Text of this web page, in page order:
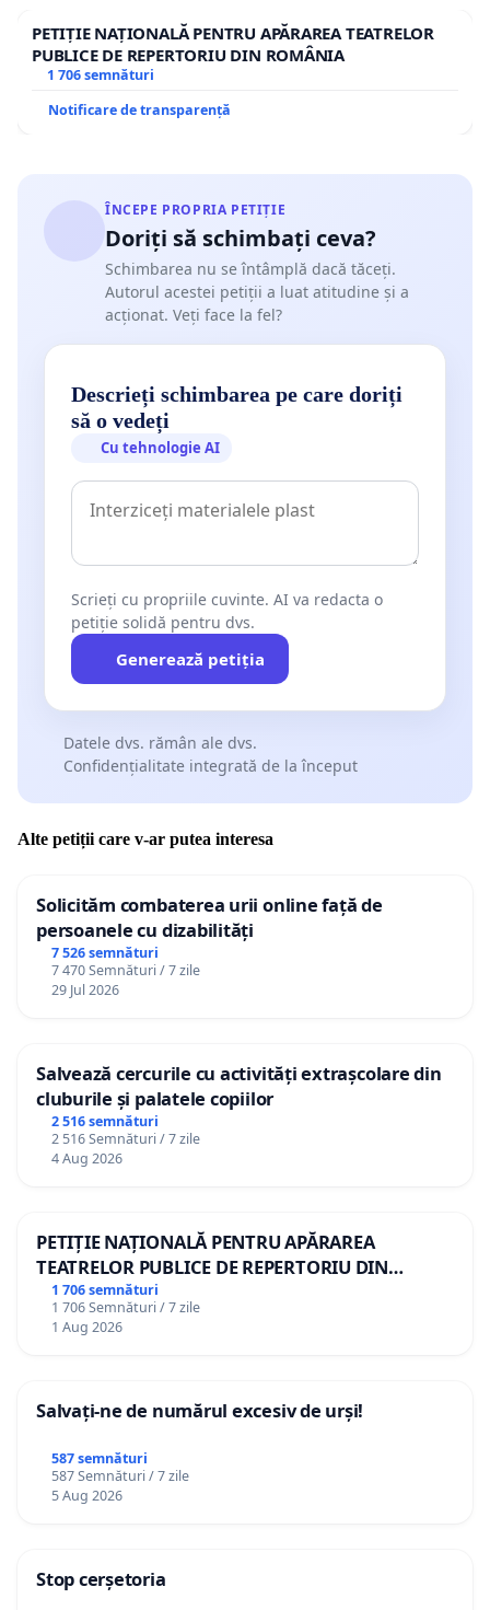
PETIȚIE NAȚIONALĂ PENTRU APĂRAREA TEATRELOR
PUBLICE DE REPERTORIU DIN ROMÂNIA
1 706 semnături
Notificare de transparență
ÎNCEPE PROPRIA PETIȚIE
Doriți să schimbați ceva?
Schimbarea nu se întâmplă dacă tăceți.
Autorul acestei petiții a luat atitudine și a
acționat. Veți face la fel?
Descrieți schimbarea pe care doriți
să o vedeți
Cu tehnologie AI
Scrieți cu propriile cuvinte. AI va redacta o
petiție solidă pentru dvs.
Generează petiția
Datele dvs. rămân ale dvs.
Confidențialitate integrată de la început
Alte petiții care v-ar putea interesa
Solicităm combaterea urii online față de
persoanele cu dizabilități
7 526 semnături
7 470 Semnături / 7 zile
29 Jul 2026
Salvează cercurile cu activități extrașcolare din
cluburile și palatele copiilor
2 516 semnături
2 516 Semnături / 7 zile
4 Aug 2026
PETIȚIE NAȚIONALĂ PENTRU APĂRAREA
TEATRELOR PUBLICE DE REPERTORIU DIN
ROMÂNIA
1 706 semnături
1 706 Semnături / 7 zile
1 Aug 2026
Salvați-ne de numărul excesiv de urși!
587 semnături
587 Semnături / 7 zile
5 Aug 2026
Stop cerșetoria